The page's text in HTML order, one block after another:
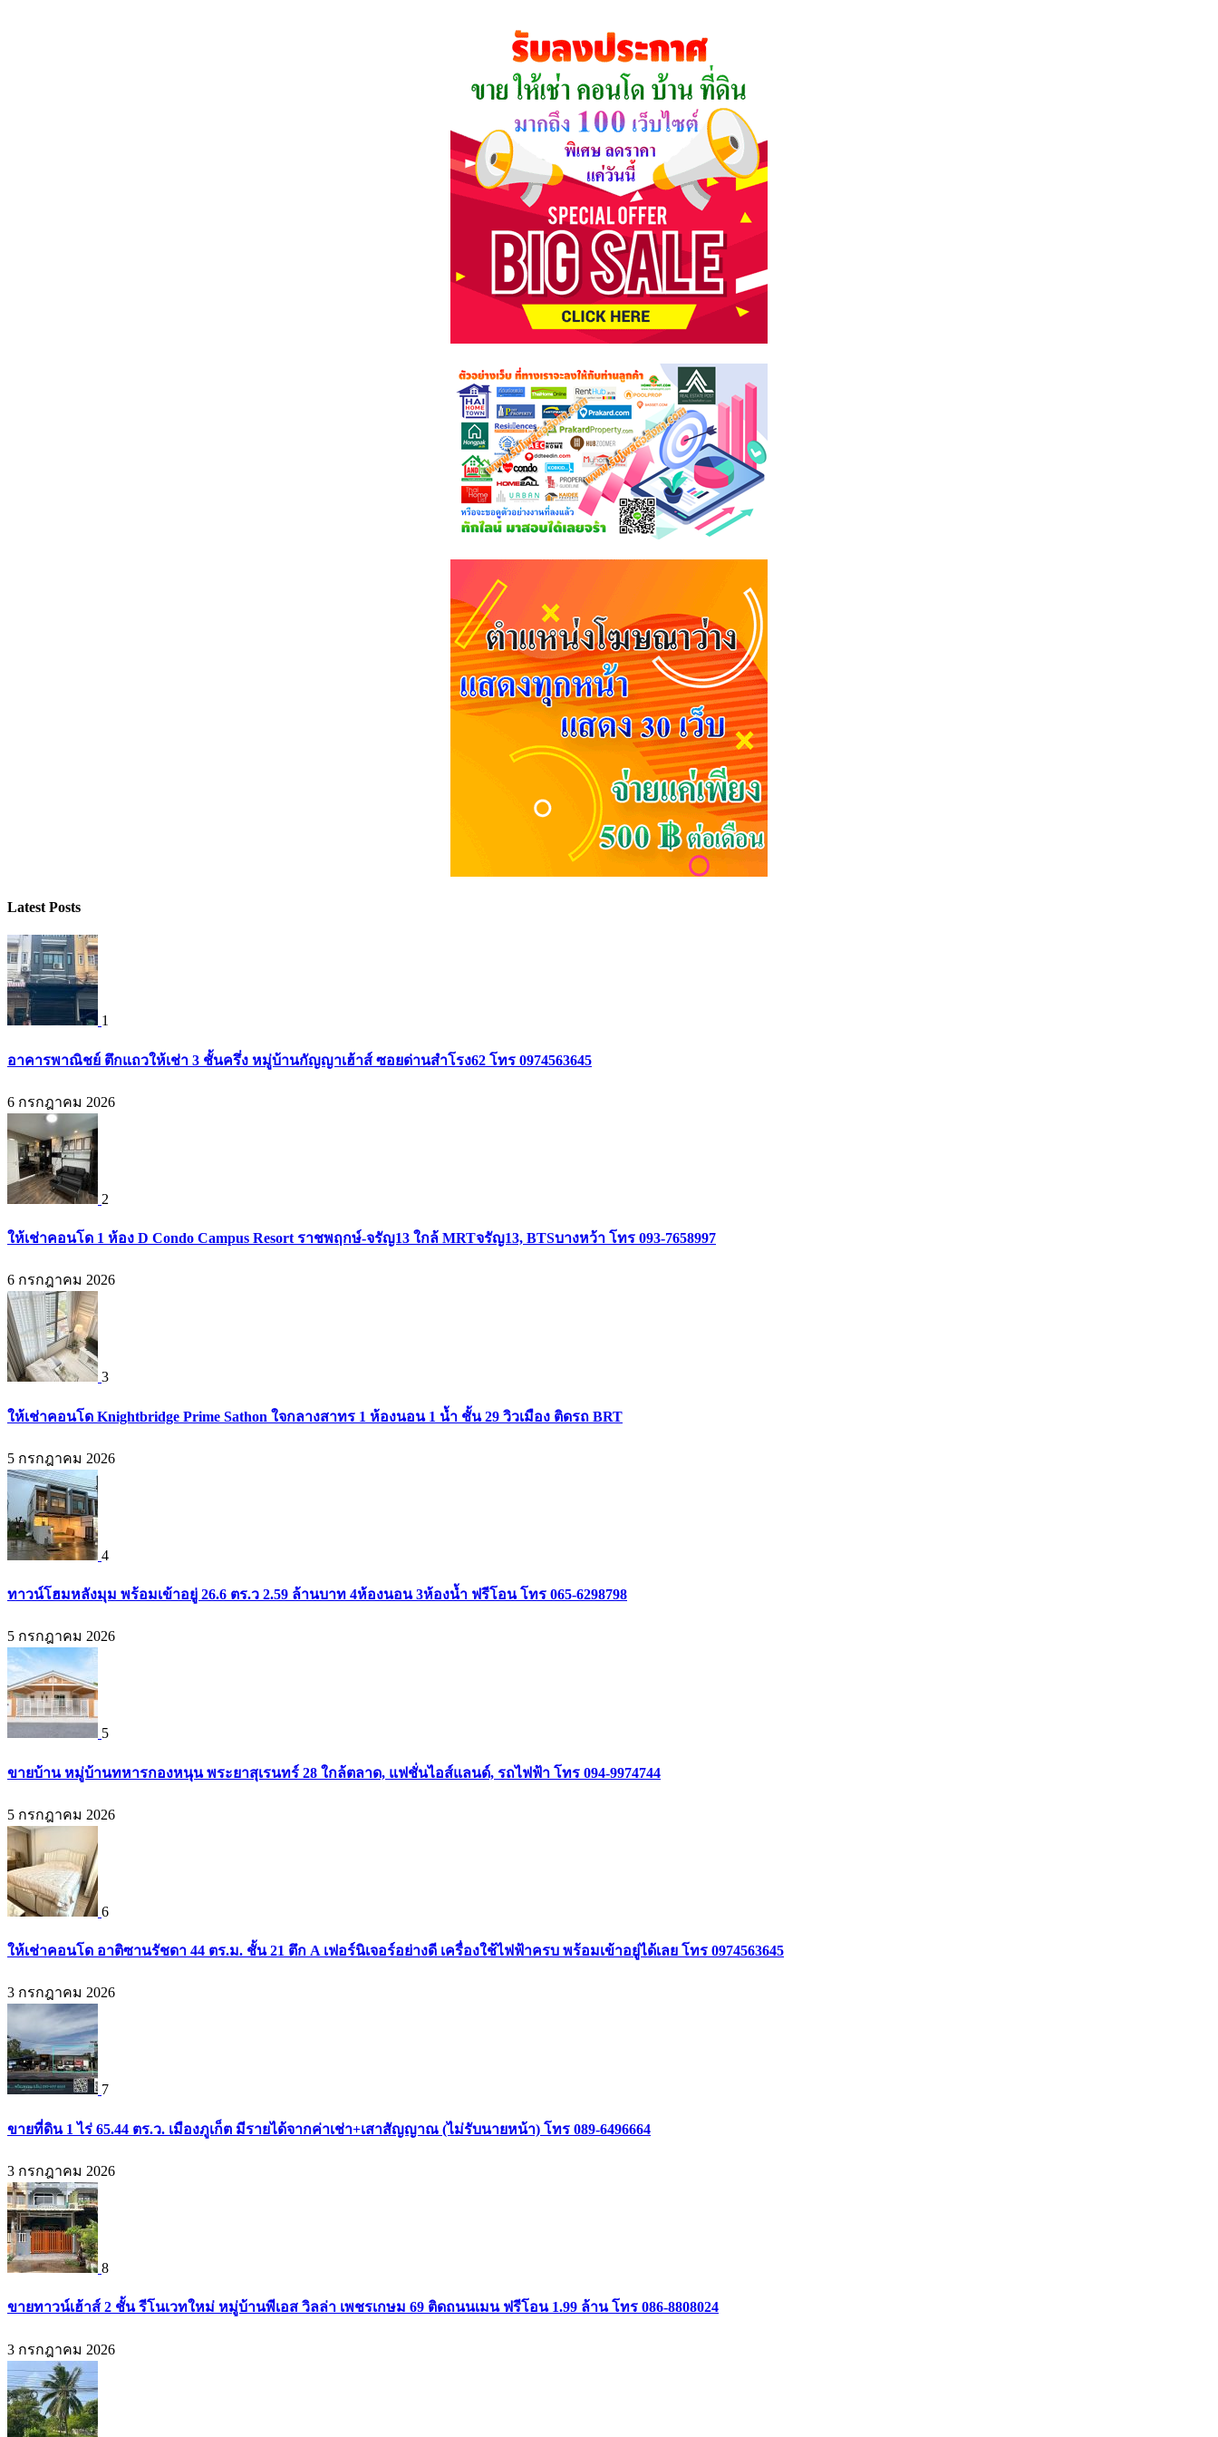
Latest Posts
1
อาคารพาณิชย์ ตึกแถวให้เช่า 3 ชั้นครึ่ง หมู่บ้านกัญญาเฮ้าส์ ซอยด่านสำโรง62 โทร 0974563645
6 กรกฎาคม 2026
2
ให้เช่าคอนโด 1 ห้อง D Condo Campus Resort ราชพฤกษ์-จรัญ13 ใกล้ MRTจรัญ13, BTSบางหว้า โทร 093-7658997
6 กรกฎาคม 2026
3
ให้เช่าคอนโด Knightbridge Prime Sathon ใจกลางสาทร 1 ห้องนอน 1 น้ำ ชั้น 29 วิวเมือง ติดรถ BRT
5 กรกฎาคม 2026
4
ทาวน์โฮมหลังมุม พร้อมเข้าอยู่ 26.6 ตร.ว 2.59 ล้านบาท 4ห้องนอน 3ห้องน้ำ ฟรีโอน โทร 065-6298798
5 กรกฎาคม 2026
5
ขายบ้าน หมู่บ้านทหารกองหนุน พระยาสุเรนทร์ 28 ใกล้ตลาด, แฟชั่นไอส์แลนด์, รถไฟฟ้า โทร 094-9974744
5 กรกฎาคม 2026
6
ให้เช่าคอนโด อาติซานรัชดา 44 ตร.ม. ชั้น 21 ตึก A เฟอร์นิเจอร์อย่างดี เครื่องใช้ไฟฟ้าครบ พร้อมเข้าอยู่ได้เลย โทร 0974563645
3 กรกฎาคม 2026
7
ขายที่ดิน 1 ไร่ 65.44 ตร.ว. เมืองภูเก็ต มีรายได้จากค่าเช่า+เสาสัญญาณ (ไม่รับนายหน้า) โทร 089-6496664
3 กรกฎาคม 2026
8
ขายทาวน์เฮ้าส์ 2 ชั้น รีโนเวทใหม่ หมู่บ้านพีเอส วิลล่า เพชรเกษม 69 ติดถนนเมน ฟรีโอน 1.99 ล้าน โทร 086-8808024
3 กรกฎาคม 2026